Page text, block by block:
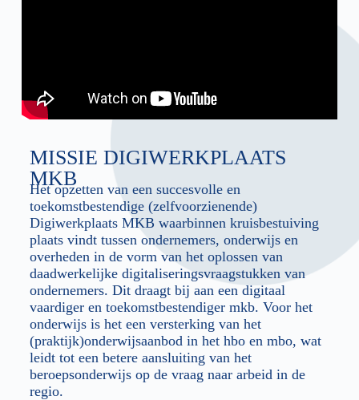
MISSIE DIGIWERKPLAATS
MKB
Het opzetten van een succesvolle en
toekomstbestendige (zelfvoorzienende)
Digiwerkplaats MKB waarbinnen kruisbestuiving
plaats vindt tussen ondernemers, onderwijs en
overheden in de vorm van het oplossen van
daadwerkelijke digitaliseringsvraagstukken van
ondernemers. Dit draagt bij aan een digitaal
vaardiger en toekomstbestendiger mkb. Voor het
onderwijs is het een versterking van het
(praktijk)onderwijsaanbod in het hbo en mbo, wat
leidt tot een betere aansluiting van het
beroepsonderwijs op de vraag naar arbeid in de
regio.